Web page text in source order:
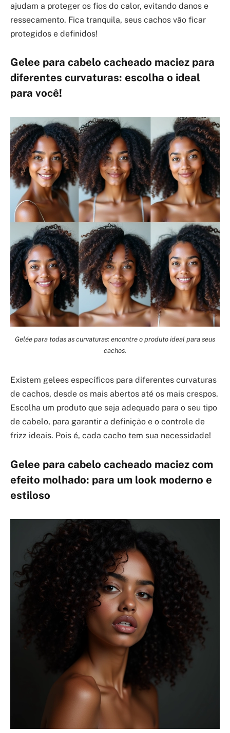
ajudam a proteger os fios do calor, evitando danos e
ressecamento. Fica tranquila, seus cachos vão ficar
protegidos e definidos!
Gelee para cabelo cacheado maciez para
diferentes curvaturas: escolha o ideal
para você!
Gelée para todas as curvaturas: encontre o produto ideal para seus
cachos.
Existem gelees específicos para diferentes curvaturas
de cachos, desde os mais abertos até os mais crespos.
Escolha um produto que seja adequado para o seu tipo
de cabelo, para garantir a definição e o controle de
frizz ideais. Pois é, cada cacho tem sua necessidade!
Gelee para cabelo cacheado maciez com
efeito molhado: para um look moderno e
estiloso